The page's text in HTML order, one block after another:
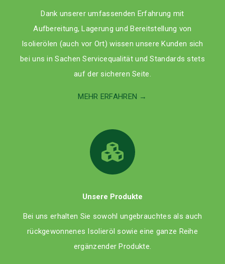
Dank unserer umfassenden Erfahrung mit
Aufbereitung, Lagerung und Bereitstellung von
Isolierölen (auch vor Ort) wissen unsere Kunden sich
bei uns in Sachen Servicequalität und Standards stets
auf der sicheren Seite.
MEHR ERFAHREN →
Unsere Produkte
Bei uns erhalten Sie sowohl ungebrauchtes als auch
rückgewonnenes Isolieröl sowie eine ganze Reihe
ergänzender Produkte.